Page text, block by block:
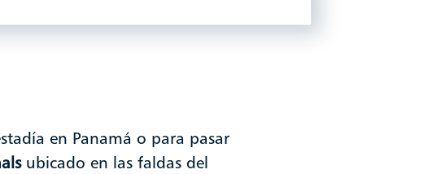
en Panamá o para pasar
ubicado en las faldas del